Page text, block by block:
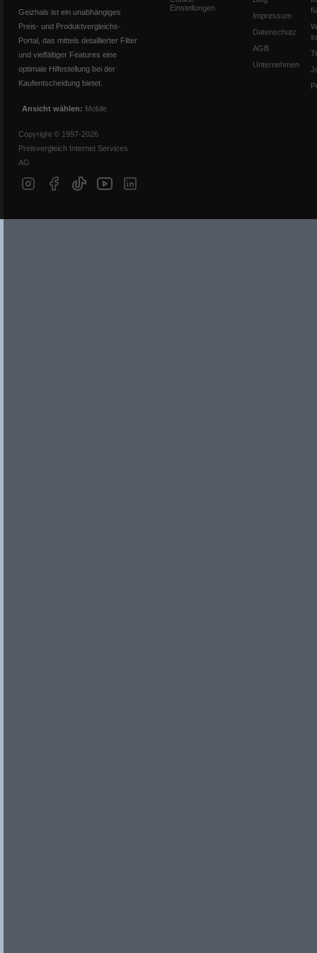
Geizhals ist ein unabhängiges
Preis- und Produktvergleichs-
Portal, das mittels detaillierter Filter
und vielfältiger Features eine
optimale Hilfestellung bei der
Kaufentscheidung bietet.
Ansicht wählen: Mobile
Copyright © 1997-2026
Preisvergleich Internet Services
AG
Einstellungen
Impressum
Datenschutz
AGB
Unternehmen